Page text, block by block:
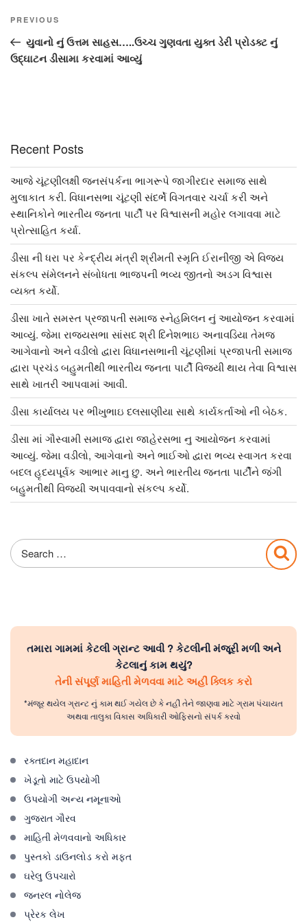
Post
navigation
Previous
Post
PREVIOUS
યુવાનો નું ઉત્તમ સાહસ…..ઉચ્ચ ગુણવતા યુક્ત ડેરી પ્રોડક્ટ નું
ઉદ્ઘાટન ડીસામા કરવામાં આવ્યું
Recent Posts
આજે ચૂંટણીલક્ષી જનસંપર્કના ભાગરૂપે જાગીરદાર સમાજ સાથે
મુલાકાત કરી. વિધાનસભા ચૂંટણી સંદર્ભે વિગતવાર ચર્ચા કરી અને
સ્થાનિકોને ભારતીય જનતા પાર્ટી પર વિશ્વાસની મહોર લગાવવા માટે
પ્રોત્સાહિત કર્યા.
ડીસા ની ધરા પર કેન્દ્રીય મંત્રી શ્રીમતી સ્મૃતિ ઈરાનીજી એ વિજય
સંકલ્પ સંમેલનને સંબોધતા ભાજપની ભવ્ય જીતનો અડગ વિશ્વાસ
વ્યક્ત કર્યો.
ડીસા ખાતે સમસ્ત પ્રજાપતી સમાજ સ્નેહમિલન નું આયોજન કરવામાં
આવ્યું. જેમા રાજ્યસભા સાંસદ શ્રી દિનેશભાઇ અનાવડિયા તેમજ
આગેવાનો અને વડીલો દ્વારા વિધાનસભાની ચૂંટણીમાં પ્રજાપતી સમાજ
દ્વારા પ્રચંડ બહુમતીથી ભારતીય જનતા પાર્ટી વિજયી થાય તેવા વિશ્વાસ
સાથે ખાતરી આપવામાં આવી.
ડીસા કાર્યાલય પર ભીખુભાઇ દલસાણીયા સાથે કાર્યકર્તાઓ ની બેઠક.
ડીસા માં ગૌસ્વામી સમાજ દ્વારા જાહેરસભા નુ આયોજન કરવામાં
આવ્યું. જેમા વડીલો, આગેવાનો અને ભાઈઓ દ્વારા ભવ્ય સ્વાગત કરવા
બદલ હૃદયપૂર્વક આભાર માનુ છુ. અને ભારતીય જનતા પાર્ટીને જંગી
બહુમતીથી વિજયી અપાવવાનો સંકલ્પ કર્યો.
Search
for:
તમારા ગામમાં કેટલી ગ્રાન્ટ આવી ? કેટલીની મંજૂરી મળી અને
કેટલાનું કામ થયું?
તેની સંપૂર્ણ માહિતી મેળવવા માટે અહીં ક્લિક કરો
*મંજૂર થયેલ ગ્રાન્ટ નું કામ થઈ ગયેલ છે કે નહીં તેને જાણવા માટે ગ્રામ પંચાયત
અથવા તાલુકા વિકાસ અધિકારી ઓફિસનો સંપર્ક કરવો
રક્તદાન મહાદાન
ખેડૂતો માટે ઉપયોગી
ઉપયોગી અન્ય નમૂનાઓ
ગુજરાત ગૌરવ
માહિતી મેળવવાનો અધિકાર
પુસ્તકો ડાઉનલોડ કરો મફત
ઘરેલુ ઉપચારો
જનરલ નોલેજ
પ્રેરક લેખ